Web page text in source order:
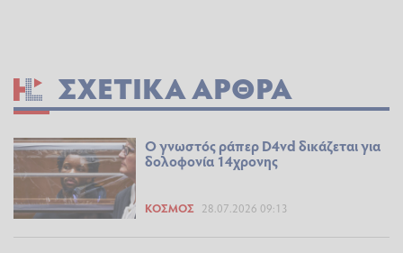
ΣΧΕΤΙΚΆ ΆΡΘΡΑ
O γνωστός ράπερ D4vd δικάζεται για
δολοφονία 14χρονης
ΚΌΣΜΟΣ 28.07.2026 09:13